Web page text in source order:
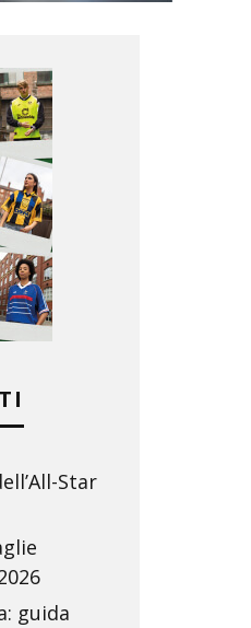
Star
guida